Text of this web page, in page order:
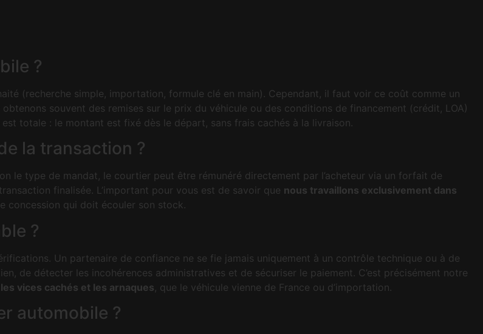
?
(recherche simple, importation, formule clé en main). Cependant, il faut voir ce coût comme un
souvent des remises sur le prix du véhicule ou des conditions de financement (crédit, LOA)
totale : le montant est fixé dès le départ, sans frais cachés à la livraison.
la transaction ?
le type de mandat, le courtier peut être rémunéré directement par l’acheteur via un forfait de
finalisée. L’important pour vous est de savoir que nous travaillons exclusivement dans
concession qui doit écouler son stock.
?
Un partenaire de confiance ne se fie jamais uniquement à un contrôle technique ou à de
de détecter les incohérences administratives et de sécuriser le paiement. C’est précisément notre
vices cachés et les arnaques , que le véhicule vienne de France ou d’importation.
automobile ?